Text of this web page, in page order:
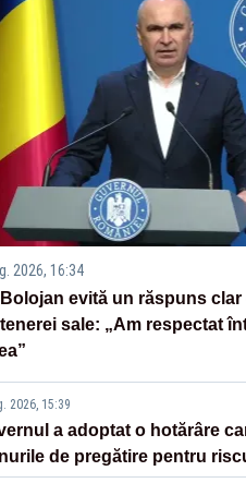
2026, 16:34
Bolojan evită un răspuns
sale: „Am respectat
2026, 15:39
a adoptat o hotărâre
de pregătire pentru